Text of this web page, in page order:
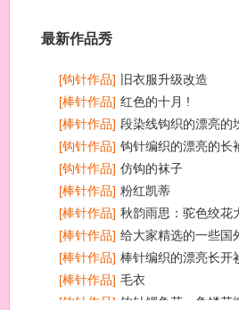
最新作品秀
[钩针作品] 旧衣服升级改造
[棒针作品] 红色的十月 !
[棒针作品] 段染线钩织的漂亮的
[钩针作品] 钩针编织的漂亮的长
图
[钩针作品] 仿钩的袜子
[棒针作品] 粉红凯蒂
[棒针作品] 秋韵雨思：驼色绞花
[棒针作品] 给大家精选的一些国
和图解
[棒针作品] 棒针编织的漂亮长开
[棒针作品] 毛衣
[钩针作品] 钩针鳄鱼花、鱼鳞花